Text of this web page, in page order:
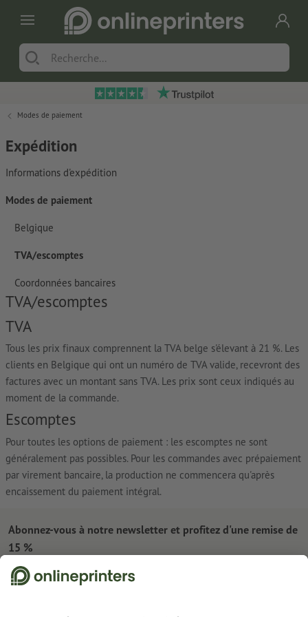
Modes de paiement
Expédition
Informations d'expédition
Modes de paiement
Belgique
TVA/escomptes
Coordonnées bancaires
TVA/escomptes
TVA
Tous les prix finaux comprennent la TVA belge s'élevant à 21 %. Les
clients en Belgique qui ont un numéro de TVA valide, recevront des
factures avec un montant sans TVA. Les prix sont ceux indiqués au
moment de la commande.
Escomptes
Pour toutes les options de paiement : les escomptes ne sont
généralement pas possibles. Pour les commandes avec prépaiement
par virement bancaire, la production ne commencera qu'après
encaissement du paiement intégral.
Abonnez-vous à notre newsletter et profitez d'une remise de
15 %